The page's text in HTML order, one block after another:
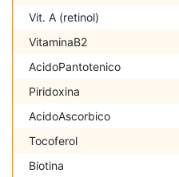
Vit. A (retinol)
VitaminaB2
AcidoPantotenico
Piridoxina
AcidoAscorbico
Tocoferol
Biotina